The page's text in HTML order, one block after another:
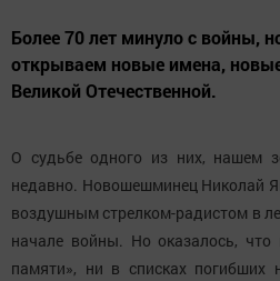
Более 70 лет минуло с войны,
открываем новые имена,
Великой Отечественной.
О судьбе одного из них, нашем
недавно. Новошешминец Николай
воздушным стрелком-радистом в
начале войны. Но оказалось,
памяти», ни в списках погибших